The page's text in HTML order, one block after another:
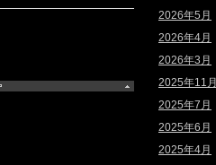
2026年5月
2026年4月
2026年3月
2025年11月
2025年7月
2025年6月
2025年4月